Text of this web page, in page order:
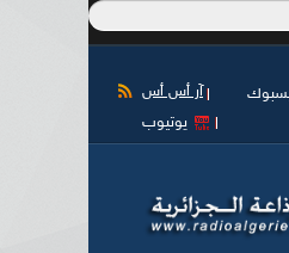
آر أس أس
يوتيوب